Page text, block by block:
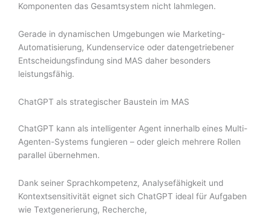
Komponenten das Gesamtsystem nicht lahmlegen.
Gerade in dynamischen Umgebungen wie Marketing-
Automatisierung, Kundenservice oder datengetriebener
Entscheidungsfindung sind MAS daher besonders
leistungsfähig.
ChatGPT als strategischer Baustein im MAS
ChatGPT kann als intelligenter Agent innerhalb eines Multi-
Agenten-Systems fungieren – oder gleich mehrere Rollen
parallel übernehmen.
Dank seiner Sprachkompetenz, Analysefähigkeit und
Kontextsensitivität eignet sich ChatGPT ideal für Aufgaben
wie Textgenerierung, Recherche,